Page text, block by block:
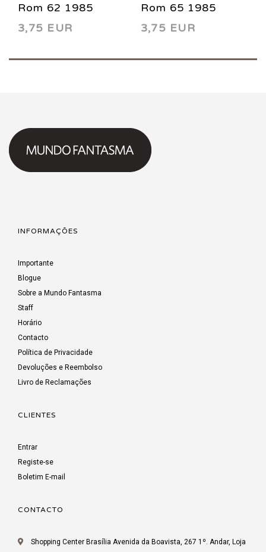
Rom 62 1985
3,75 EUR
Rom 65 1985
3,75 EUR
INFORMAÇÕES
Importante
Blogue
Sobre a Mundo Fantasma
Staff
Horário
Contacto
Política de Privacidade
Devoluções e Reembolso
Livro de Reclamações
CLIENTES
Entrar
Registe-se
Boletim E-mail
CONTACTO
Shopping Center Brasília Avenida da Boavista, 267 1º. Andar, Loja